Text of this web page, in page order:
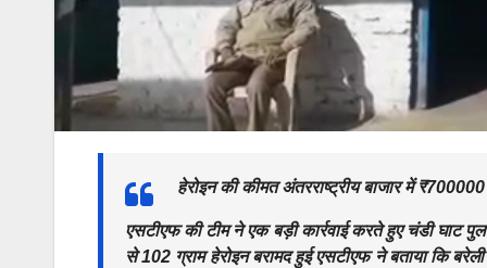
हेरोइन की कीमत अंतरराष्ट्रीय बाजार में ₹700000
एसटीएफ की टीम ने एक बड़ी कार्रवाई करते हुए चंडी घाट
से 102 ग्राम हेरोइन बरामद हुई एसटीएफ ने बताया कि